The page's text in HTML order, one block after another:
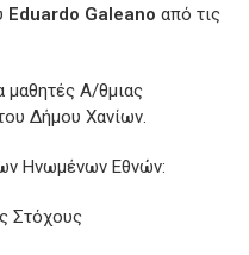
Eduardo Galeanoαπό τις
μαθητές Α/θμιας
Δήμου Χανίων.
Ηνωμένων Εθνών:
Στόχους